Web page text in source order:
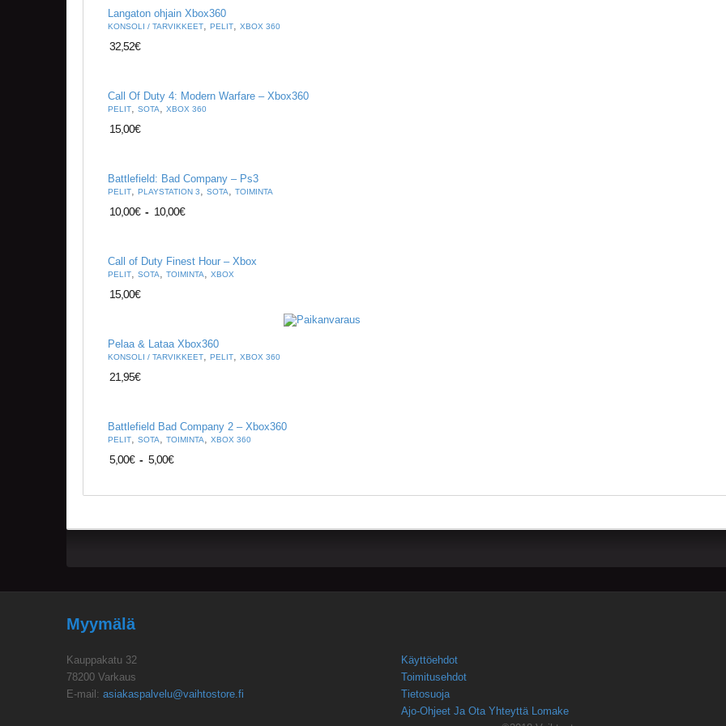
Langaton ohjain Xbox360
KONSOLI / TARVIKKEET, PELIT, XBOX 360
32,52€
Call Of Duty 4: Modern Warfare – Xbox360
PELIT, SOTA, XBOX 360
15,00€
Battlefield: Bad Company – Ps3
PELIT, PLAYSTATION 3, SOTA, TOIMINTA
10,00€ - 10,00€
Call of Duty Finest Hour – Xbox
PELIT, SOTA, TOIMINTA, XBOX
15,00€
Pelaa & Lataa Xbox360
KONSOLI / TARVIKKEET, PELIT, XBOX 360
21,95€
Battlefield Bad Company 2 – Xbox360
PELIT, SOTA, TOIMINTA, XBOX 360
5,00€ - 5,00€
Myymälä
Kauppakatu 32
78200 Varkaus
E-mail: asiakaspalvelu@vaihtostore.fi
Käyttöehdot
Toimitusehdot
Tietosuoja
Ajo-Ohjeet Ja Ota Yhteyttä Lomake